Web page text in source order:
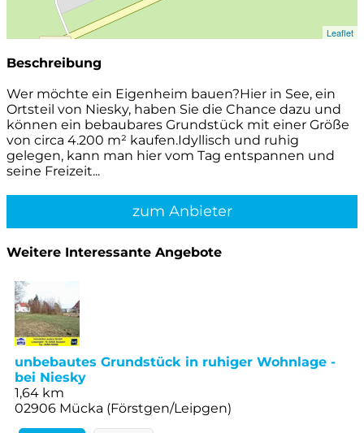
Leaflet
Beschreibung
Wer möchte ein Eigenheim bauen?Hier in See, ein
Ortsteil von Niesky, haben Sie die Chance dazu und
können ein bebaubares Grundstück mit einer Größe
von circa 4.200 m² kaufen.Idyllisch und ruhig
gelegen, kann man hier vom Tag entspannen und
seine Freizeit...
zum Anbieter
Weitere Interessante Angebote
unbebautes Grundstück in ruhiger Wohnlage -
bei Niesky
1,64 km
02906 Mücka (Förstgen/Leipgen)